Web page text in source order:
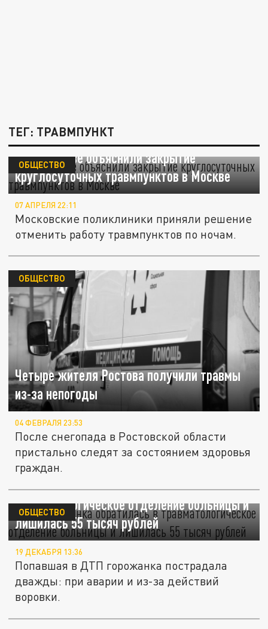
ТЕГ: ТРАВМПУНКТ
В Депздраве объяснили закрытие
круглосуточных травмпунктов в Москве
ОБЩЕСТВО
07 АПРЕЛЯ 22:11
Московские поликлиники приняли решение
отменить работу травмпунктов по ночам.
Четыре жителя Ростова получили травмы
из-за непогоды
ОБЩЕСТВО
04 ФЕВРАЛЯ 23:53
После снегопада в Ростовской области
пристально следят за состоянием здоровья
граждан.
Новокузнечанка обратилась в
травматологическое отделение больницы и
лишилась 55 тысяч рублей
ОБЩЕСТВО
19 ДЕКАБРЯ 13:36
Попавшая в ДТП горожанка пострадала
дважды: при аварии и из-за действий
воровки.